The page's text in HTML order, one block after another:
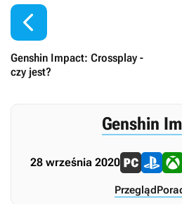

Genshin Impact: Crossplay -
czy jest?
Genshin
28 września 2020
Przegląd